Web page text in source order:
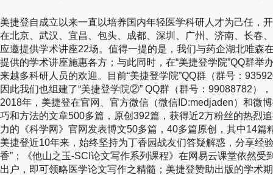
美捷登自成立以来一直以培养国内年轻医学科研人才为己任，
在北京、武汉、宜昌、包头、成都、深圳、广州、济南、长春
应邀提供学术讲座22场。值得一提的是，我们与药企湖北唯森
提供的学术讲座施惠各方；与此同时，在“美捷登学院”QQ群举
来越多科研人员的欢迎。目前“美捷登学院”QQ群（群号：
因此我们也组建了“美捷登学院②” QQ群（群号：99088782）
2018年，美捷登在官网、官方微信（微信ID:medjaden）和微
巧和方法的文章500多篇，原创392篇，获得近2万粉丝的热烈
力的《科学网》官网发表博文50多篇，40多篇原创，其中14篇
美捷登近10年来，始终坚持为丁香园战友们答疑解惑，分享经
香”；《他山之玉-SCI论文写作系列课程》在网易云课堂依然受
出户，即可领略医学论文写作之精髓；美捷登赞助出版的学术